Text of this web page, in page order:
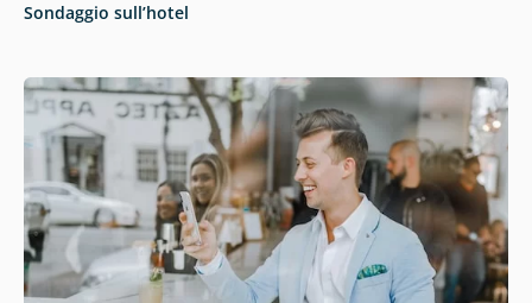
Sondaggio sull’hotel